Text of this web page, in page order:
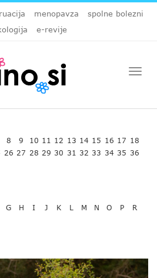
menopavza
spolne bolezni
e-revije
8 9 10 11 12 13 14 15 16 17 18
26 27 28 29 30 31 32 33 34 35 36
G H I J K L M N O P
R